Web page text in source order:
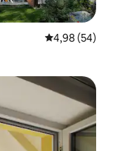
საშუალო
4,98 (54)